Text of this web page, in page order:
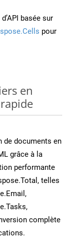
basée sur
pour
en
de documents en
grâce à la
performante
telles
complète